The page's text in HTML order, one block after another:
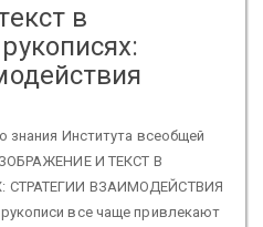
в
знания Института всеобщей
И ТЕКСТ В
СТРАТЕГИИ ВЗАИМОДЕЙСТВИЯ
все чаще привлекают